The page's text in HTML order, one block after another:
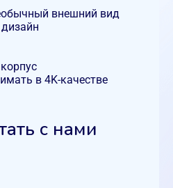
внешний вид
в 4K-качестве
с нами